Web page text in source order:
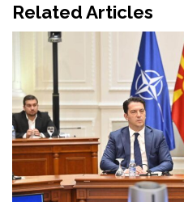
Related Articles